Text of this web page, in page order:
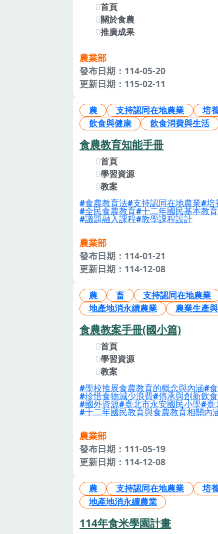
首頁
關於食農
推廣成果
農業部
發布日期：114-05-20
更新日期：115-02-11
農 支持認同在地農業 培
飲食與健康
飲食消費與生活
食農教育知能手冊
首頁
學習資源
教案
食農教育法 支持認同在地農業 培
全民食農教育 十二年國民基本教
議題融入課程 教學課程設計
農業部
發布日期：114-01-21
更新日期：114-12-08
農 畜 支持認同在地農業
地產地消永續農業
農業生產
食農教案手冊(國小篇)
首頁
學習資源
教案
學校推展食農教育的概念與內涵
珍惜食物減少浪費 傳承與創新飲
國外資源 臺北市永安國民小學 臺
十二年國民教育與食農教育相關內
農業部
發布日期：111-05-19
更新日期：114-12-08
農 支持認同在地農業 培
地產地消永續農業
114年食米學園計畫